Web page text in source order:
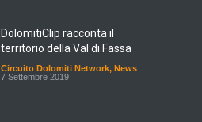
territorio della Val di Fassa
Circuito Dolomiti Network,News
7 Settembre 2019